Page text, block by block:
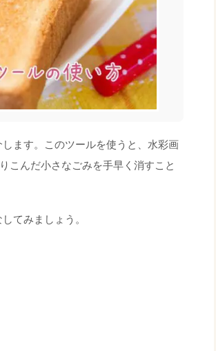
ます。このツールを使うと、水彩画
こんだ小さなごみを手早く消すこと
てみましょう。